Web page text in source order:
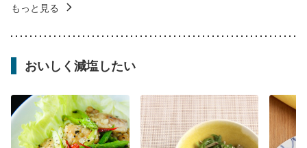
もっと見る
おいしく減塩したい